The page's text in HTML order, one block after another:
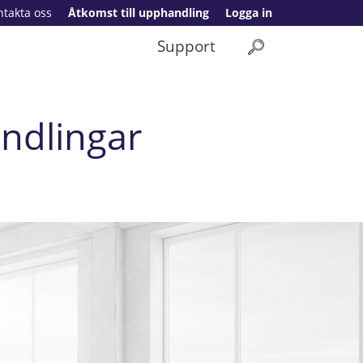
Logga in
Åtkomst till upphandling
oss
Support